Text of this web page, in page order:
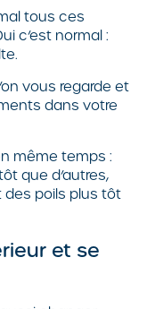
tous ces
c’est normal :
vous regarde et
dans votre
même temps :
que d’autres,
des poils plus tôt
et se